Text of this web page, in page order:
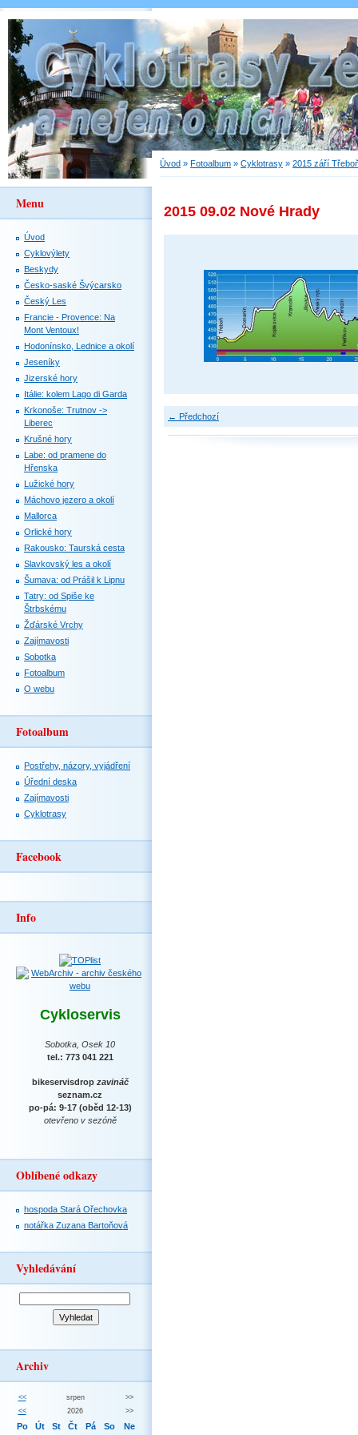
Úvod » Fotoalbum » Cyklotrasy » 2015 září
2015 09.02 Nové Hrady
← Předchozí
Menu
Úvod
Cyklovýlety
Beskydy
Česko-saské Švýcarsko
Český Les
Francie - Provence: Na
Mont Ventoux!
Hodonínsko, Lednice a okolí
Jeseníky
Jizerské hory
Itálie: kolem Lago di Garda
Krkonoše: Trutnov ->
Liberec
Krušné hory
Labe: od pramene do
Hřenska
Lužické hory
Máchovo jezero a okolí
Mallorca
Orlické hory
Rakousko: Taurská cesta
Slavkovský les a okolí
Šumava: od Prášil k Lipnu
Tatry: od Spiše ke
Štrbskému
Žďárské Vrchy
Zajímavosti
Sobotka
Fotoalbum
O webu
Fotoalbum
Postřehy, názory, vyjádření
Úřední deska
Zajímavosti
Cyklotrasy
Facebook
Info
Cykloservis
Sobotka, Osek 10
tel.: 773 041 221
bikeservisdrop zavináč
seznam.cz
po-pá: 9-17 (oběd 12-13)
otevřeno v sezóně
Oblíbené odkazy
hospoda Stará Ořechovka
notářka Zuzana Bartoňová
Vyhledávání
Archiv
<< srpen
>>
<<
2026 >>
Po Út St Čt Pá So Ne